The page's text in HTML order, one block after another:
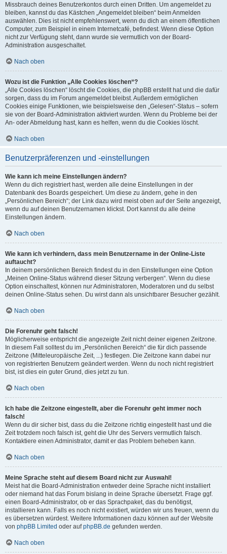
Missbrauch deines Benutzerkontos durch einen Dritten. Um angemeldet zu
bleiben, kannst du das Kästchen „Angemeldet bleiben“ beim Anmelden
auswählen. Dies ist nicht empfehlenswert, wenn du dich an einem öffentlichen
Computer, zum Beispiel in einem Internetcafé, befindest. Wenn diese Option
nicht zur Verfügung steht, dann wurde sie vermutlich von der Board-
Administration ausgeschaltet.
Nach oben
Wozu ist die Funktion „Alle Cookies löschen“?
„Alle Cookies löschen“ löscht die Cookies, die phpBB erstellt hat und die dafür
sorgen, dass du im Forum angemeldet bleibst. Außerdem ermöglichen
Cookies einige Funktionen, wie beispielsweise den „Gelesen“-Status – sofern
sie von der Board-Administration aktiviert wurden. Wenn du Probleme bei der
An- oder Abmeldung hast, kann es helfen, wenn du die Cookies löscht.
Nach oben
Benutzerpräferenzen und -einstellungen
Wie kann ich meine Einstellungen ändern?
Wenn du dich registriert hast, werden alle deine Einstellungen in der
Datenbank des Boards gespeichert. Um diese zu ändern, gehe in den
„Persönlichen Bereich“; der Link dazu wird meist oben auf der Seite angezeigt,
wenn du auf deinen Benutzernamen klickst. Dort kannst du alle deine
Einstellungen ändern.
Nach oben
Wie kann ich verhindern, dass mein Benutzername in der Online-Liste
auftaucht?
In deinem persönlichen Bereich findest du in den Einstellungen eine Option
„Meinen Online-Status während dieser Sitzung verbergen“. Wenn du diese
Option einschaltest, können nur Administratoren, Moderatoren und du selbst
deinen Online-Status sehen. Du wirst dann als unsichtbarer Besucher gezählt.
Nach oben
Die Forenuhr geht falsch!
Möglicherweise entspricht die angezeigte Zeit nicht deiner eigenen Zeitzone.
In diesem Fall solltest du im „Persönlichen Bereich“ die für dich passende
Zeitzone (Mitteleuropäische Zeit, ...) festlegen. Die Zeitzone kann dabei nur
von registrierten Benutzern geändert werden. Wenn du noch nicht registriert
bist, ist dies ein guter Grund, dies jetzt zu tun.
Nach oben
Ich habe die Zeitzone eingestellt, aber die Forenuhr geht immer noch
falsch!
Wenn du dir sicher bist, dass du die Zeitzone richtig eingestellt hast und die
Zeit trotzdem noch falsch ist, geht die Uhr des Servers vermutlich falsch.
Kontaktiere einen Administrator, damit er das Problem beheben kann.
Nach oben
Meine Sprache steht auf diesem Board nicht zur Auswahl!
Meist hat die Board-Administration entweder deine Sprache nicht installiert
oder niemand hat das Forum bislang in deine Sprache übersetzt. Frage ggf.
einen Board-Administrator, ob er das Sprachpaket, das du benötigst,
installieren kann. Falls es noch nicht existiert, würden wir uns freuen, wenn du
es übersetzen würdest. Weitere Informationen dazu können auf der Website
von phpBB Limited oder aufphpBB.de gefunden werden.
Nach oben